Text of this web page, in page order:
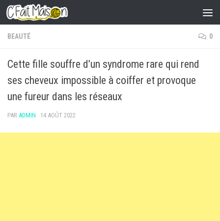
Skip to content
BEAUTÉ 0
Cette fille souffre d’un syndrome rare qui rend
ses cheveux impossible à coiffer et provoque
une fureur dans les réseaux
PAR ADMIN · 14 AOÛT 2022